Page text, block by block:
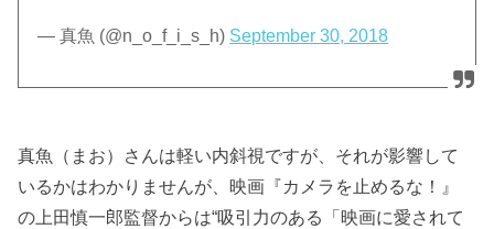
— 真魚 (@n_o_f_i_s_h) September 30, 2018
真魚（まお）さんは軽い内斜視ですが、それが影響して
いるかはわかりませんが、映画『カメラを止めるな！』
の上田慎一郎監督からは“吸引力のある「映画に愛されて